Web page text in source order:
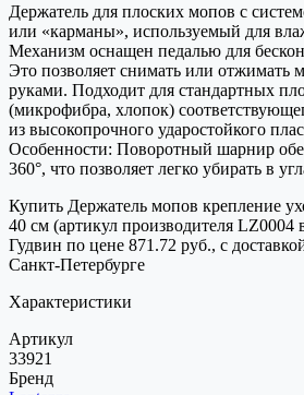
Держатель для плоских мопов с
или «карманы», используемый для
Механизм оснащен педалью для
Это позволяет снимать или отжимать
руками. Подходит для стандартных
(микрофибра, хлопок)
из высокопрочного ударостойкого
Особенности: Поворотный шарнир
360°, что позволяет легко убирать в
Купить Держатель мопов крепление
40 см (артикул производителя LZ0004
Гудвин по цене 871.72 руб., с
Санкт-Петербурге
Характеристики
Артикул
33921
Бренд